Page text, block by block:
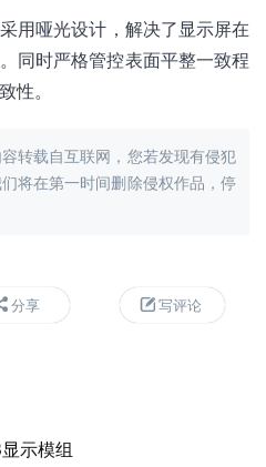
用哑光设计，解决了显示屏在
同时严格管控表面平整一致程
性。
转载自互联网，您若发现有侵犯
将在第一时间删除侵权作品，停
分享 写评论
示模组